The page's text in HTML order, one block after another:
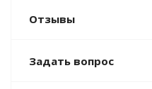
Отзывы
Задать вопрос